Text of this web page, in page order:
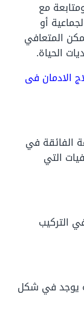
مع
أو
المتعافي
الحياة.
الادمان فى
الفائقة في
التي
التركيب
يوجد في شكل